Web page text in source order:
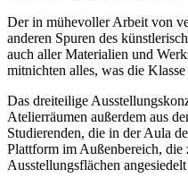
Der in mühevoller Arbeit von
anderen Spuren des
auch aller Materialien und
mitnichten alles, was die
Das dreiteilige
Atelierräumen außerdem aus
Studierenden, die in der Aula
Plattform im Außenbereich, die
Ausstellungsflächen